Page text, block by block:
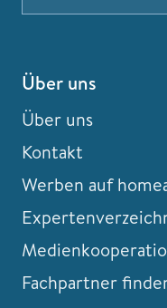
Über uns
Über uns
Kontakt
Werben auf
Fachpartner